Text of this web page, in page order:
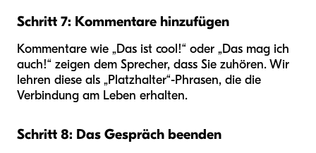
Schritt 7: Kommentare hinzufügen
Kommentare wie „Das ist cool!“ oder „Das mag ich
auch!“ zeigen dem Sprecher, dass Sie zuhören. Wir
lehren diese als „Platzhalter“-Phrasen, die die
Verbindung am Leben erhalten.
Schritt 8: Das Gespräch beenden